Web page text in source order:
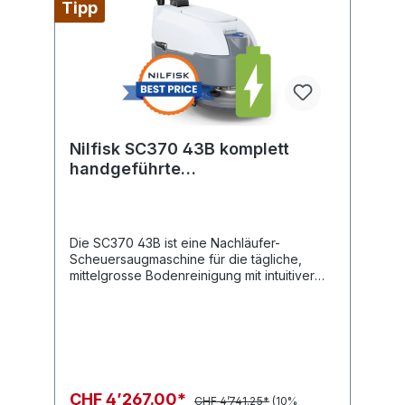
konstante Leistung trotz niedrigem
Bleigehalt Einfache Einstellung von
Bürstendruck und Geradeauslauf 27 kg
Bürstendruck, zweifach einstellbare
Wassermenge und hohe Absaugleistung für
ein perfektes Reinigungsergebnis
Tipp
Nilfisk SC370 43B komplett
handgeführte
Die SC370 43B ist eine Nachläufer-
Scheuersaugmaschine für die tägliche,
mittelgrosse Bodenreinigung mit intuitiver
CHF 4’267.00* CHF 4’741.25* (10%